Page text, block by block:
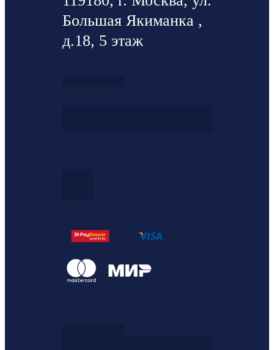
Большая Якиманка ,
д.18, 5 этаж